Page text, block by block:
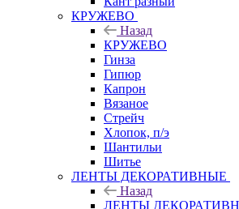
КРУЖЕВО
Назад
КРУЖЕВО
Гинза
Гипюр
Капрон
Вязаное
Стрейч
Хлопок, п/э
Шантильи
Шитье
ЛЕНТЫ ДЕКОРАТИВНЫЕ
Назад
ЛЕНТЫ